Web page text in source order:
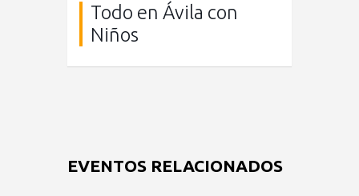
Todo en Ávila con
Niños
EVENTOS RELACIONADOS